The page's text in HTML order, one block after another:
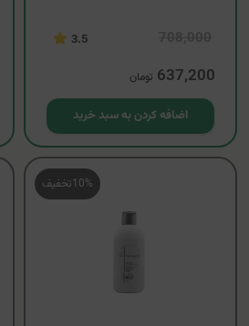
3.5
637,200 تومان
اضافه کردن به سبد خرید
10%تخفیف